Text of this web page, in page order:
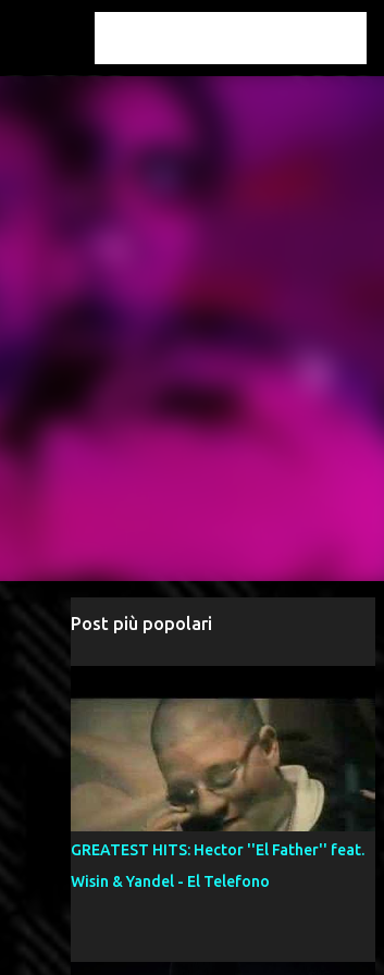
Post più popolari
GREATEST HITS: Hector ''El Father'' feat.
Wisin & Yandel - El Telefono